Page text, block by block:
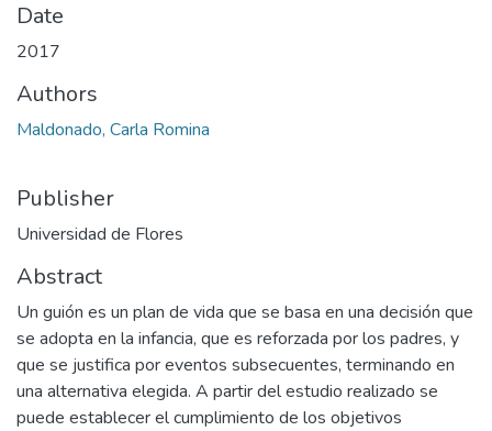
Date
2017
Authors
Maldonado, Carla Romina
Publisher
Universidad de Flores
Abstract
Un guión es un plan de vida que se basa en una decisión que
se adopta en la infancia, que es reforzada por los padres, y
que se justifica por eventos subsecuentes, terminando en
una alternativa elegida. A partir del estudio realizado se
puede establecer el cumplimiento de los objetivos